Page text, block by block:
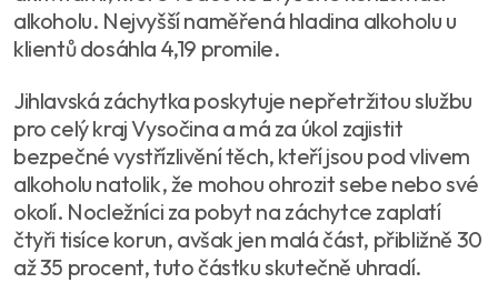
alkoholu. Nejvyšší naměřená hladina alkoholu u
klientů dosáhla 4,19 promile.
Jihlavská záchytka poskytuje nepřetržitou službu
pro celý kraj Vysočina a má za úkol zajistit
bezpečné vystřízlivění těch, kteří jsou pod vlivem
alkoholu natolik, že mohou ohrozit sebe nebo své
okolí. Nocležníci za pobyt na záchytce zaplatí
čtyři tisíce korun, avšak jen malá část, přibližně 30
až 35 procent, tuto částku skutečně uhradí.